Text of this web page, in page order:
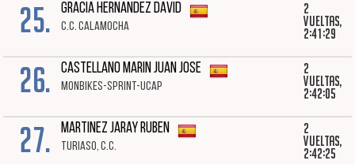
25. GRACIA HERNANDEZ DAVID
C.C. CALAMOCHA
2
vueltas,
2:41:29
26. CASTELLANO MARIN JUAN JOSE
MONBIKES-SPRINT-UCAP
2
vueltas,
2:42:05
27. MARTINEZ JARAY RUBEN
TURIASO, C.C.
2
vueltas,
2:42:25